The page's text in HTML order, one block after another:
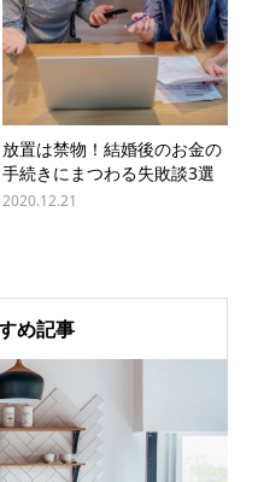
放置は禁物！結婚後のお金の
手続きにまつわる失敗談3選
2020.12.21
め記事